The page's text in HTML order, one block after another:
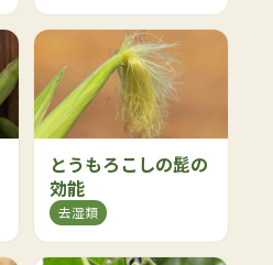
とうもろこしの髭の
効能
去湿類